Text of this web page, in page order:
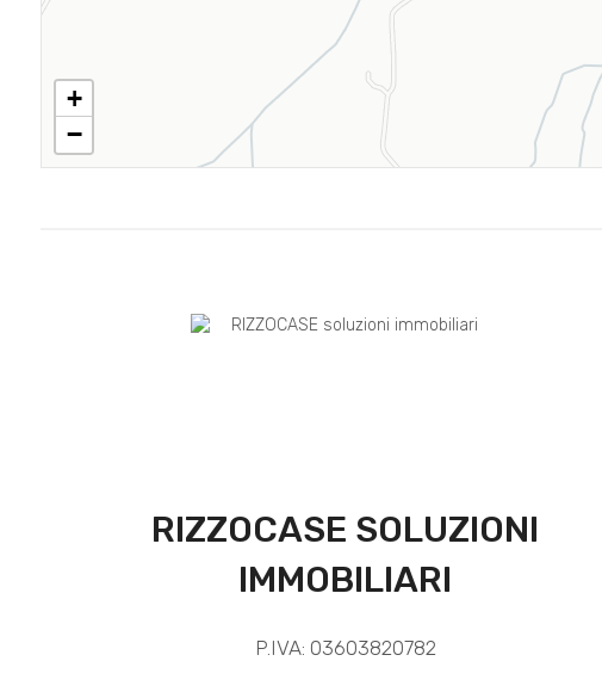
+
−
RIZZOCASE SOLUZIONI
IMMOBILIARI
P.IVA: 03603820782